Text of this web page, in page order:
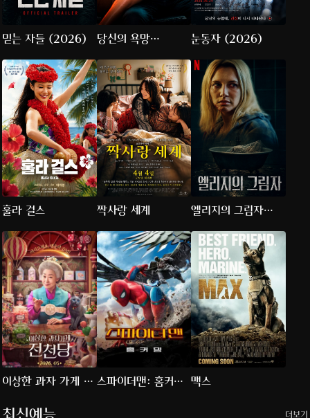
믿는 자들 (2026)
당신의 욕망
(2026)
눈동자 (2026)
훌라 걸스 짝사랑 세계
엘리지의 그림자
(2026)
이상한 과자 가게 전 스파이더맨: 홈커밍 맥스
더보기